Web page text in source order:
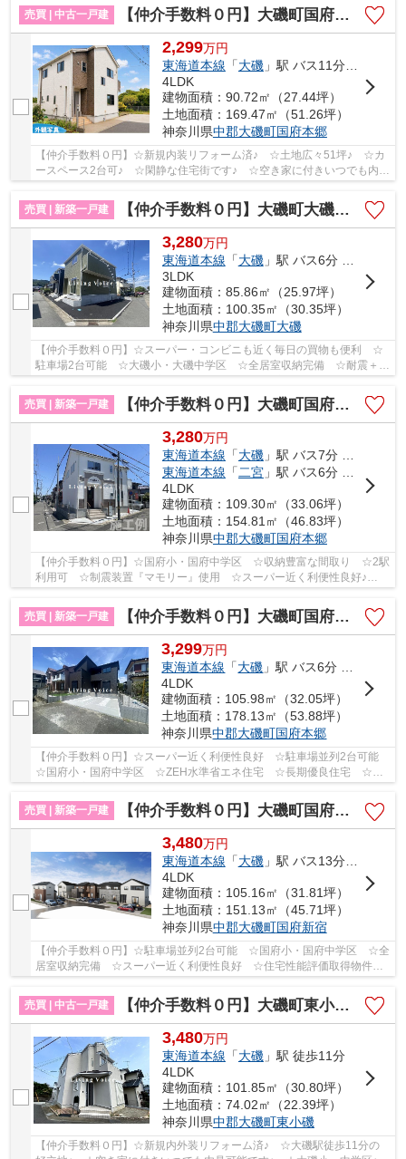
売買 | 中古一戸建
【仲介手数料０円】大磯町国府本郷 中古戸建
2,299万円
東海道本線 「大磯」駅 バス11分 「中丸（大磯町）」 停歩5分
4LDK
建物面積：90.72㎡（27.44坪）
土地面積：169.47㎡（51.26坪）
神奈川県中郡大磯町国府本郷
【仲介手数料０円】☆新規内装リフォーム済♪ ☆土地広々51坪♪ ☆カ
ースペース2台可♪ ☆閑静な住宅街です♪ ☆空き家に付きいつでも内見
売買 | 新築一戸建
【仲介手数料０円】大磯町大磯第5 新築一戸建て 2号棟 全2棟
3,280万円
東海道本線 「大磯」駅 バス6分 「長者町芦添」 停歩3分
3LDK
建物面積：85.86㎡（25.97坪）
土地面積：100.35㎡（30.35坪）
神奈川県中郡大磯町大磯
【仲介手数料０円】☆スーパー・コンビニも近く毎日の買物も便利 ☆
駐車場2台可能 ☆大磯小・大磯中学区 ☆全居室収納完備 ☆耐震＋制
震装置設置で地震に強い家 ☆ZEH水準省エネ住宅♪ ...
売買 | 新築一戸建
【仲介手数料０円】大磯町国府本郷2期 新築一戸建て 全5区画
3,280万円
東海道本線 「大磯」駅 バス7分 「中丸」 停歩3分
東海道本線 「 二宮」駅 バス6分 「中丸」 停歩4分
4LDK
建物面積：109.30㎡（33.06坪）
土地面積：154.81㎡（46.83坪）
神奈川県中郡大磯町国府本郷
【仲介手数料０円】☆国府小・国府中学区 ☆収納豊富な間取り ☆2駅
利用可 ☆制震装置『マモリー』使用 ☆スーパー近く利便性良好♪
【大磯町の新築一戸建てのことならリビングボイスに...
売買 | 新築一戸建
【仲介手数料０円】大磯町国府本郷18期 新築一戸建て
3,299万円
東海道本線 「大磯 」駅 バス6分 「馬場（大磯町）」 停歩5分
4LDK
建物面積：105.98㎡（32.05坪）
土地面積：178.13㎡（53.88坪）
神奈川県中郡大磯町国府本郷
【仲介手数料０円】☆スーパー近く利便性良好 ☆駐車場並列2台可能
☆国府小・国府中学区 ☆ZEH水準省エネ住宅 ☆長期優良住宅 ☆全
居室収納完備 ☆南側に庭スペースあり♪ 【大磯町の新...
売買 | 新築一戸建
【仲介手数料０円】大磯町国府新宿第1期 新築一戸建て 全5棟
3,480万円
東海道本線 「大磯」駅 バス13分 「天の杜」 停歩6分
4LDK
建物面積：105.16㎡（31.81坪）
土地面積：151.13㎡（45.71坪）
神奈川県中郡大磯町国府新宿
【仲介手数料０円】☆駐車場並列2台可能 ☆国府小・国府中学区 ☆全
居室収納完備 ☆スーパー近く利便性良好 ☆住宅性能評価取得物件
売買 | 中古一戸建
【仲介手数料０円】大磯町東小磯 中古戸建
3,480万円
東海道本線 「大磯」駅 徒歩11分
4LDK
建物面積：101.85㎡（30.80坪）
土地面積：74.02㎡（22.39坪）
神奈川県中郡大磯町東小磯
【仲介手数料０円】☆新規内外装リフォーム済♪ ☆大磯駅徒歩11分の